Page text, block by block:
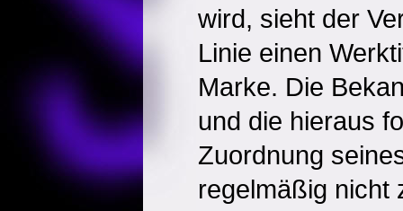
wird, sieht der
Linie einen
Marke. Die
und die hieraus
Zuordnung
regelmäßig nicht